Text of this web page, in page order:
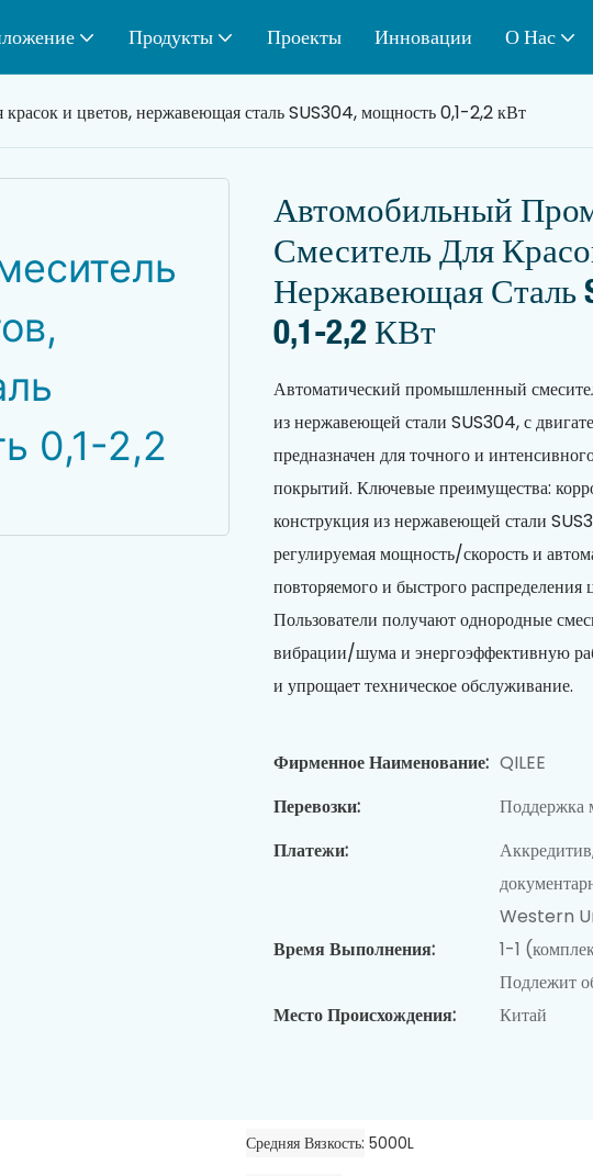
Продукты Проекты Инновации О Нас
и цветов, нержавеющая сталь SUS304, мощность 0,1-2,2 кВт
Автомобильный
Смеситель Для
Нержавеющая Сталь
0,1-2,2 КВт
Автоматический промышленный
из нержавеющей стали SUS304, с
предназначен для точного и
покрытий. Ключевые преимущества:
конструкция из нержавеющей стали
регулируемая мощность/скорость и
повторяемого и быстрого распределения
Пользователи получают однородные
вибрации/шума и энергоэффективную
и упрощает техническое обслуживание.
Фирменное Наименование: QILEE
Перевозки:
Поддержка
Платежи:
Western
Время Выполнения:
1-1
Подлежит
Место Происхождения:
Китай
Средняя Вязкость 5000L